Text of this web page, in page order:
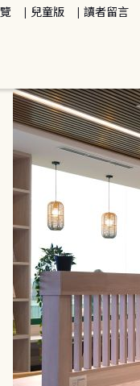
兒童版 讀者留言